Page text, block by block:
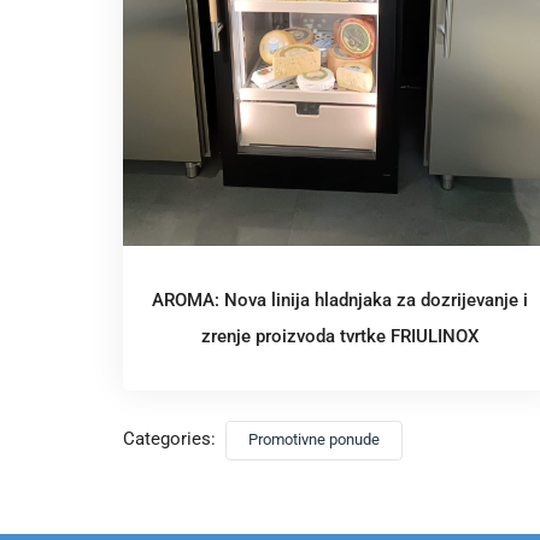
AROMA: Nova linija hladnjaka za dozrijevanje i
zrenje proizvoda tvrtke FRIULINOX
Categories: Promotivne ponude